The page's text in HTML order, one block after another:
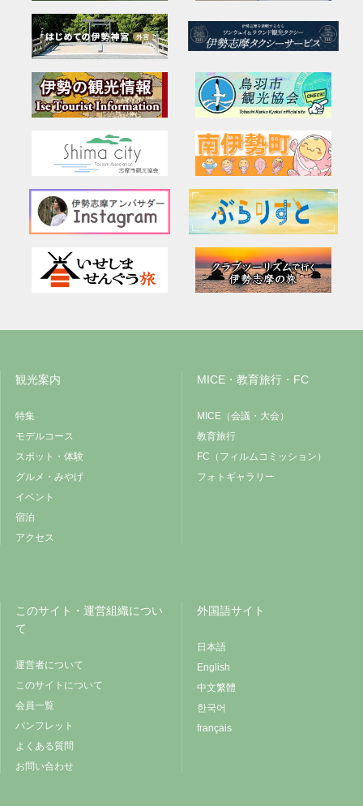
観光案内
特集
モデルコース
スポット・体験
グルメ・みやげ
イベント
宿泊
アクセス
MICE・教育旅行・FC
MICE（会議・大会）
教育旅行
FC（フィルムコミッション）
フォトギャラリー
このサイト・運営組織につい
て
運営者について
このサイトについて
会員一覧
パンフレット
よくある質問
お問い合わせ
外国語サイト
日本語
English
中文繁體
한국어
français